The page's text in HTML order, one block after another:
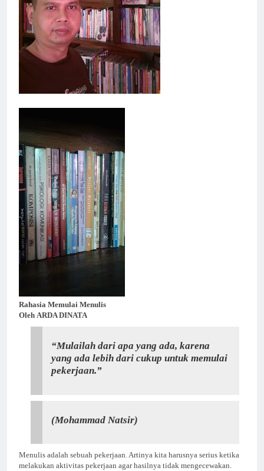
Rahasia Memulai Menulis
Oleh ARDA DINATA
“Mulailah dari apa yang ada, karena
yang ada lebih dari cukup untuk memulai
pekerjaan.”
(Mohammad Natsir)
Menulis adalah sebuah pekerjaan. Artinya kita harusnya serius ketika
melakukan aktivitas pekerjaan agar hasilnya tidak mengecewakan.